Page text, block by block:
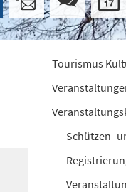
Tourismus
Schützen-